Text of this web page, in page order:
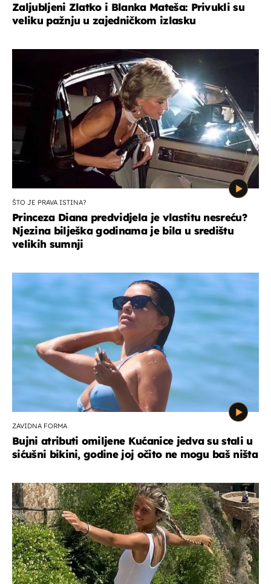
Zaljubljeni Zlatko i Blanka Mateša: Privukli su
veliku pažnju u zajedničkom izlasku
ŠTO JE PRAVA ISTINA?
Princeza Diana predvidjela je vlastitu nesreću?
Njezina bilješka godinama je bila u središtu
velikih sumnji
ZAVIDNA FORMA
Bujni atributi omiljene Kućanice jedva su stali u
sićušni bikini, godine joj očito ne mogu baš ništa